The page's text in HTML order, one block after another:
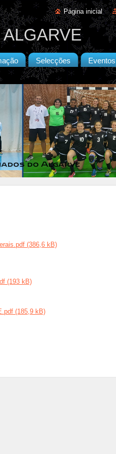
Página inicial
Selecções Eventos
(386,6 kB)
(193 kB)
(185,9 kB)